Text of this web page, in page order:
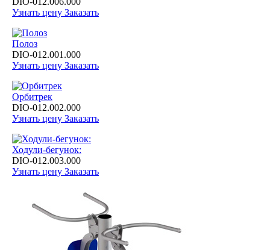
Узнать цену Заказать
Полоз
DIO-012.001.000
Узнать цену Заказать
Орбитрек
DIO-012.002.000
Узнать цену Заказать
Ходули-бегунок:
DIO-012.003.000
Узнать цену Заказать